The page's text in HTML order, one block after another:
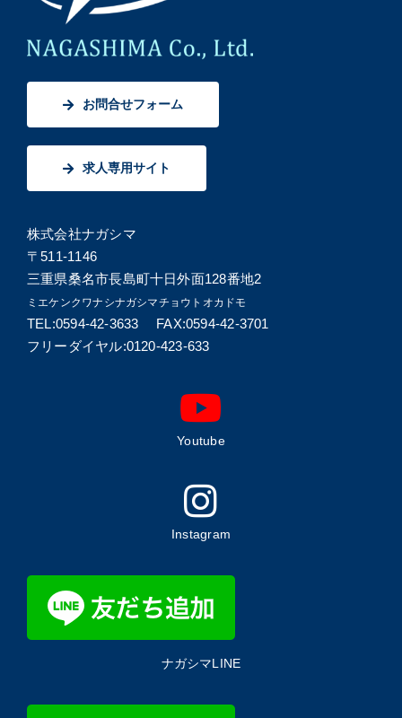
お問合せフォーム
求人専用サイト
株式会社ナガシマ
〒511-1146
三重県桑名市長島町十日外面128番地2
ミエケンクワナシナガシマチョウトオカドモ
TEL:0594-42-3633 FAX:0594-42-3701
フリーダイヤル:0120-423-633
Youtube
Instagram
ナガシマLINE